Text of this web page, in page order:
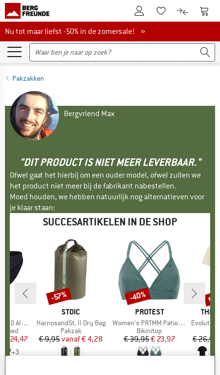
De klantenaccount
Naar deNaar de
Nu tot maar liefst -50% in de zomersale!
Nu tot maar liefst -50% in de zomersale! »
Pakzakken
Bergvriend Max
"DIT PRODUCT IS NIET MEER LEVERBAAR."
Ofwel gaat het hierbij om een ouder model, ofwel zullen we
het product niet meer bij de fabrikant nabestellen.
Moed houden, we hebben natuurlijk nog alternatieven voor
je klaar staan:
SUCCESARTIKELEN IN DE SHOP
Brief
prijs
€ 24,47
+3
MERK
STOIC
Artikel
HarnosandSt. II Dry Bag
Productgroep
Pakzak
Prijs
€ 9,95 Verlaagde prijs
vanaf€ 4,28
Korting
-57%
MERK
PROTEST
Artikel
Women's PRTMM Patio Triangle
Productgroep
Bikinitop
Prijs
€ 39,95Verlaagde prijs
€ 23,97
Korting
-40%
MERK
THE
Artikel
Evolution
€ 26,95
tot